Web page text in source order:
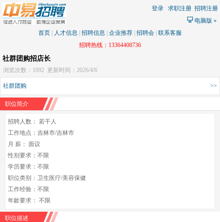
登录 求职注册 招聘注册
电脑版 »
首页
人才信息 招聘信息 企业推荐 招聘会 联系客服
招聘热线：13364408736
社群团购招店长
浏览次数：1092 更新时间：2026/4/6
>>
社群团购
职位简介
招聘人数： 若干人
工作地点：吉林市/吉林市
月 薪： 面议
性别要求：不限
学历要求：不限
职位类别：卫生医疗/美容保健
工作经验：不限
年龄要求： 不限
职位描述